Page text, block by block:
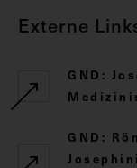
Externe
GND:
GND: